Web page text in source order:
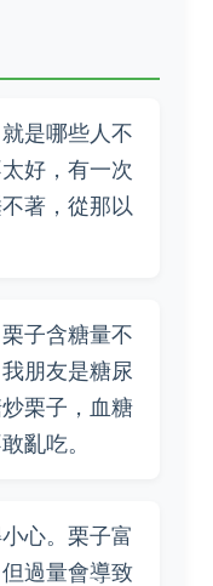
是哪些人不
好，有一次
著，從那以
子含糖量不
朋友是糖尿
栗子，血糖
亂吃。
心。栗子富
過量會導致